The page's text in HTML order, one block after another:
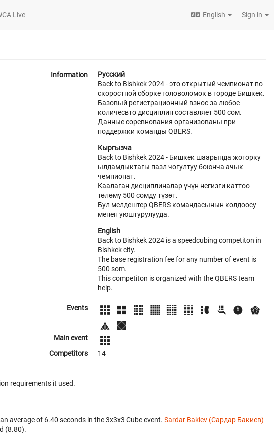
Live English Sign in
Information
Русский
Back to Bishkek 2024 - это открытый чемпионат по
скоростной сборке головоломок в городе Бишкек.
Базовый регистрационный взнос за любое
количесвто дисциплин составляет 500 сом.
Данные соревнования организованы при
поддержки команды QBERS.
Кыргызча
Back to Bishkek 2024 - Бишкек шаарында жогорку
ылдамдыктагы пазл чогултуу боюнча ачык
чемпионат.
Каалаган дисциплиналар үчүн негизги каттоо
төлөмү 500 сомду түзөт.
Бул мелдештер QBERS командасынын колдоосу
менен уюштурулууда.
English
Back to Bishkek 2024 is a speedcubing competiton in
Bishkek city.
The base registration fee for any number of event is
500 som.
This competiton is organized with the QBERS team
help.
Events
Main event
Competitors
14
requirements it used.
average of 6.40 seconds in the 3x3x3 Cube event. Sardar Bakiev (Сардар Бакиев)
(8.80).